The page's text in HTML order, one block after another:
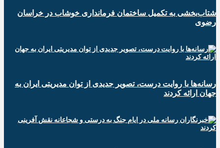
شتاب‌بخشی به تکمیل ساختمان فرمانداری خوشاب در خراسان
رضوی
رسانه‌ها با روایت درست، تصویر جدیدی از توان مدیریتی ایران به
جهان ارائه کردند